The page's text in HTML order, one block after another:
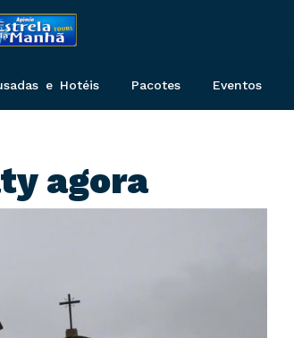
e Hotéis Pacotes Eventos
agora